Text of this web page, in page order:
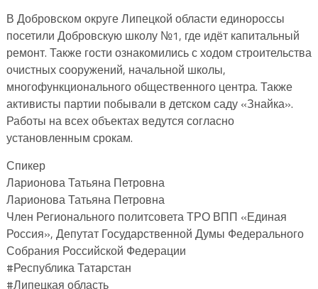
В Добровском округе Липецкой области единороссы
посетили Добровскую школу №1, где идёт капитальный
ремонт. Также гости ознакомились с ходом строительства
очистных сооружений, начальной школы,
многофункционального общественного центра. Также
активисты партии побывали в детском саду «Знайка».
Работы на всех объектах ведутся согласно
установленным срокам.
Спикер
Ларионова Татьяна Петровна
Ларионова Татьяна Петровна
Член Регионального политсовета ТРО ВПП «Единая
Россия», Депутат Государственной Думы Федерального
Собрания Российской Федерации
#Республика Татарстан
#Липецкая область